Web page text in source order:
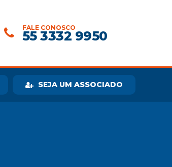
FALE CONOSCO
55 3332 9950
SEJA UM ASSOCIADO